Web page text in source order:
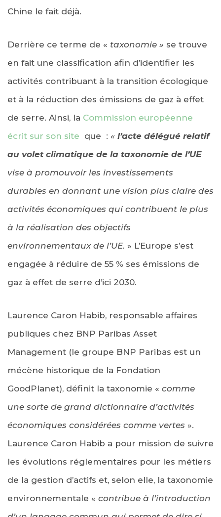
Chine le fait déjà.
Derrière ce terme de « taxonomie » se trouve
en fait une classification afin d’identifier les
activités contribuant à la transition écologique
et à la réduction des émissions de gaz à effet
de serre. Ainsi, la Commission européenne
écrit sur son site que : « l’acte délégué relatif
au volet climatique de la taxonomie de l’UE
vise à promouvoir les investissements
durables en donnant une vision plus claire des
activités économiques qui contribuent le plus
à la réalisation des objectifs
environnementaux de l’UE. » L’Europe s’est
engagée à réduire de 55 % ses émissions de
gaz à effet de serre d’ici 2030.
Laurence Caron Habib, responsable affaires
publiques chez BNP Paribas Asset
Management (le groupe BNP Paribas est un
mécène historique de la Fondation
GoodPlanet), définit la taxonomie « comme
une sorte de grand dictionnaire d’activités
économiques considérées comme vertes ».
Laurence Caron Habib a pour mission de suivre
les évolutions réglementaires pour les métiers
de la gestion d’actifs et, selon elle, la taxonomie
environnementale « contribue à l’introduction